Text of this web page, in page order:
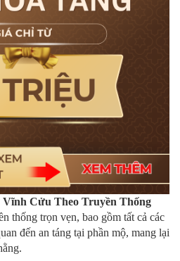
Cửu Theo Truyền Thống
thống trọn vẹn, bao gồm tất cả các
đến an táng tại phần mộ, mang lại